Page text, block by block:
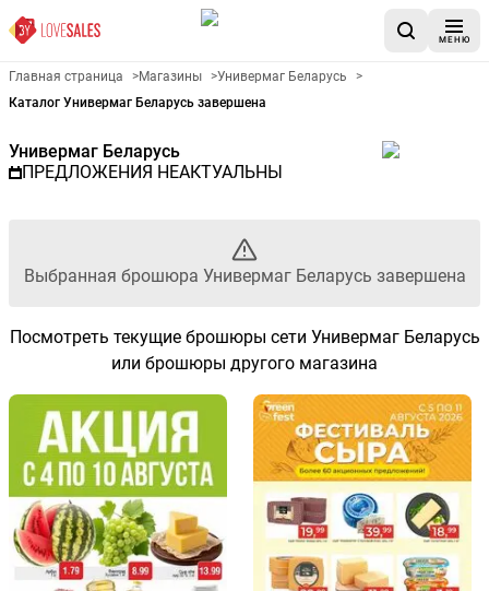
МЕНЮ
Рекламный листовой
Главная страница >Магазины >Универмаг Беларусь
>
Каталог Универмаг Беларусь завершена
Универмаг Беларусь
ПРЕДЛОЖЕНИЯ НЕАКТУАЛЬНЫ
Выбранная брошюра Универмаг Беларусь завершена
Посмотреть текущие брошюры сети Универмаг Беларусь
или брошюры другого магазина